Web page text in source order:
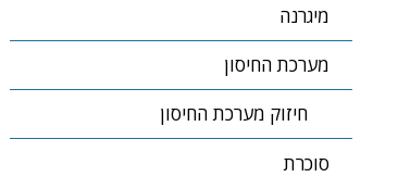
מיגרנה
מערכת החיסון
חיזוק מערכת החיסון
סוכרת